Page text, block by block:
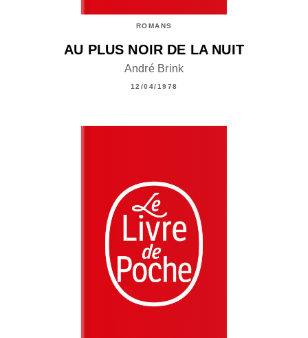
ROMANS
AU PLUS NOIR DE LA NUIT
André Brink
12/04/1978